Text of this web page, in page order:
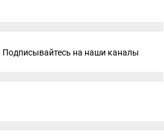
Подписывайтесь на наши каналы